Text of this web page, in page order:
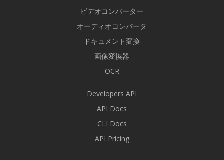
ビデオコンバーター
オーディオコンバータ
ドキュメント変換
画像変換器
OCR
Developers API
API Docs
CLI Docs
API Pricing